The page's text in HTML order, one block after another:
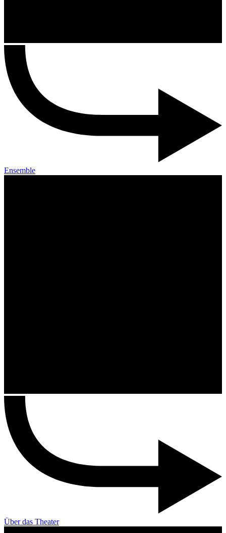
Ensemble
Über das Theater